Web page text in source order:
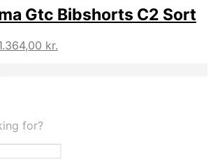
kr..
704,00 kr..
Gtc Bibshorts C2 Sort
kr.
for?